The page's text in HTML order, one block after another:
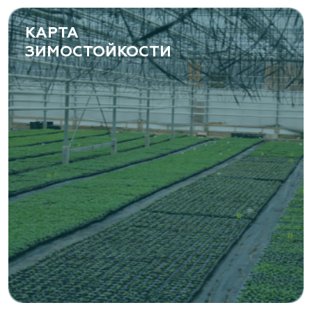
www.yoly-paly.ru
«ВЕНЕВ» питомник растений
Тульская область, Венёвский р-н, село
Борщевое, улица Лесная, д. 13
8 963 224 87 99
https://www.venev1.ru/
«ВЕНЕВ» питомник растений
Тульская область, Венёвский р-н, село
Борщевое, улица Лесная, д. 13
8 963 224 87 99
https://www.venev1.ru/
КАРТА
ЗИМОСТОЙКОСТИ